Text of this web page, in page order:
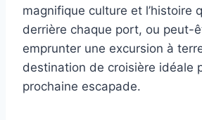
magnifique culture et l’histoire
derrière chaque port, ou peut-
emprunter une excursion à
destination de croisière idéale
prochaine escapade.